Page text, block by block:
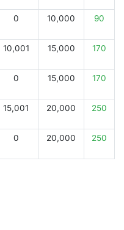
0 10,000 90
10,001 15,000 170
0 15,000 170
15,001 20,000 250
0 20,000 250